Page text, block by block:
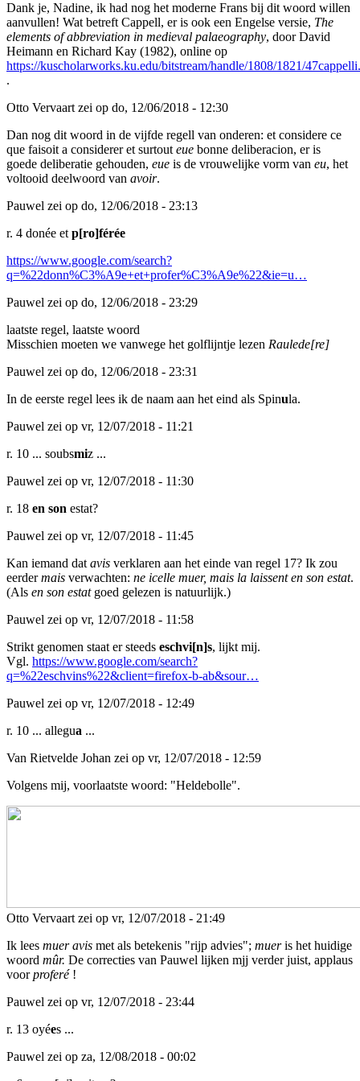
Dank je, Nadine, ik had nog het moderne Frans bij dit woord willen
aanvullen! Wat betreft Cappell, er is ook een Engelse versie, The
elements of abbreviation in medieval palaeography, door David
Heimann en Richard Kay (1982), online op
https://kuscholarworks.ku.edu/bitstream/handle/1808/1821/
.
Otto Vervaart zei op do, 12/06/2018 - 12:30
Dan nog dit woord in de vijfde regell van onderen: et considere ce
que faisoit a considerer et surtout eue bonne deliberacion, er is
goede deliberatie gehouden, eue is de vrouwelijke vorm van eu, het
voltooid deelwoord van avoir.
Pauwel zei op do, 12/06/2018 - 23:13
r. 4 donée et p[ro]férée
https://www.google.com/search?
q=%22donn%C3%A9e+et+profer%C3%A9e%22&ie=u…
Pauwel zei op do, 12/06/2018 - 23:29
laatste regel, laatste woord
Misschien moeten we vanwege het golflijntje lezen Raulede[re]
Pauwel zei op do, 12/06/2018 - 23:31
In de eerste regel lees ik de naam aan het eind als Spinula.
Pauwel zei op vr, 12/07/2018 - 11:21
r. 10 ... soubsmiz ...
Pauwel zei op vr, 12/07/2018 - 11:30
r. 18 en son estat?
Pauwel zei op vr, 12/07/2018 - 11:45
Kan iemand dat avis verklaren aan het einde van regel 17? Ik zou
eerdermais verwachten: ne icelle muer, mais la laissent en son estat.
(Als en son estatgoed gelezen is natuurlijk.)
Pauwel zei op vr, 12/07/2018 - 11:58
Strikt genomen staat er steeds eschvi[n]s, lijkt mij.
Vgl. https://www.google.com/search?
q=%22eschvins%22&client=firefox-b-ab&sour…
Pauwel zei op vr, 12/07/2018 - 12:49
r. 10 ... allegua ...
Van Rietvelde Johan zei op vr, 12/07/2018 - 12:59
Volgens mij, voorlaatste woord: "Heldebolle".
Otto Vervaart zei op vr, 12/07/2018 - 21:49
Ik lees muer avis met als betekenis "rijp advies"; mueris het huidige
woord mûr. De correcties van Pauwel lijken mjj verder juist, applaus
voorproferé!
Pauwel zei op vr, 12/07/2018 - 23:44
r. 13 oyées ...
Pauwel zei op za, 12/08/2018 - 00:02